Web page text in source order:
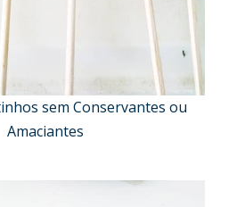
sem Conservantes ou
Amaciantes